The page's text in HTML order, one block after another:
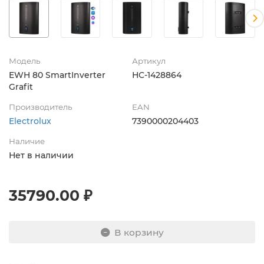
Модель
EWH 80 SmartInverter
Grafit
Артикул
НС-1428864
Производитель
Electrolux
EAN
7390000204403
Наличие
Нет в наличии
35790.00 ₽
В корзину